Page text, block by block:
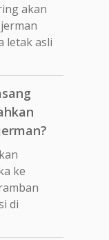
akan
letak asli
ke
di